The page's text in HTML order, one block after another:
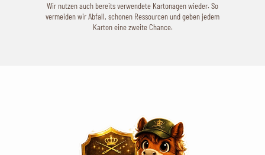
Wir nutzen auch bereits verwendete Kartonagen wieder. So
vermeiden wir Abfall, schonen Ressourcen und geben jedem
Karton eine zweite Chance.